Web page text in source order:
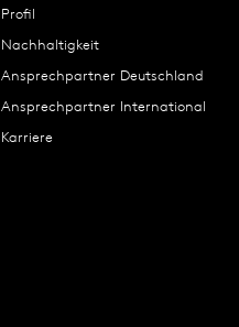
Profil
Nachhaltigkeit
Ansprechpartner Deutschland
Ansprechpartner International
Karriere